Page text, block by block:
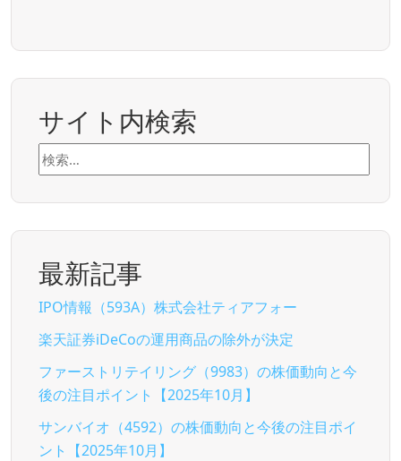
サイト内検索
検
索:
最新記事
IPO情報（593A）株式会社ティアフォー
楽天証券iDeCoの運用商品の除外が決定
ファーストリテイリング（9983）の株価動向と今
後の注目ポイント【2025年10月】
サンバイオ（4592）の株価動向と今後の注目ポイ
ント【2025年10月】